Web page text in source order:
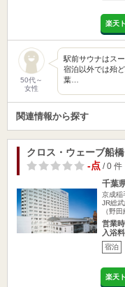
楽天
50代～
女性
駅前サウナはス
宿泊以外では殆
葉…
関連情報から探す
クロス・ウェーブ船橋
-点/ 0 件
千葉
京成稲
JR総
（野
営業
入浴
宿泊
楽天